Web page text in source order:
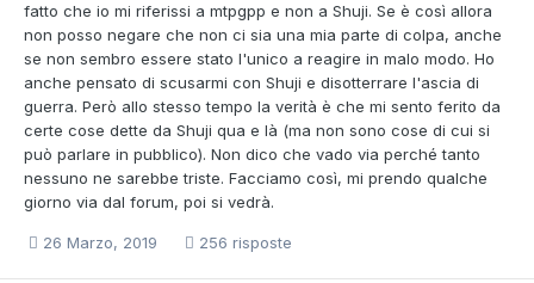
fatto che io mi riferissi a mtpgpp e non a Shuji. Se è così allora
non posso negare che non ci sia una mia parte di colpa, anche
se non sembro essere stato l'unico a reagire in malo modo. Ho
anche pensato di scusarmi con Shuji e disotterrare l'ascia di
guerra. Però allo stesso tempo la verità è che mi sento ferito da
certe cose dette da Shuji qua e là (ma non sono cose di cui si
può parlare in pubblico). Non dico che vado via perché tanto
nessuno ne sarebbe triste. Facciamo così, mi prendo qualche
giorno via dal forum, poi si vedrà.
26 Marzo, 2019 256 risposte